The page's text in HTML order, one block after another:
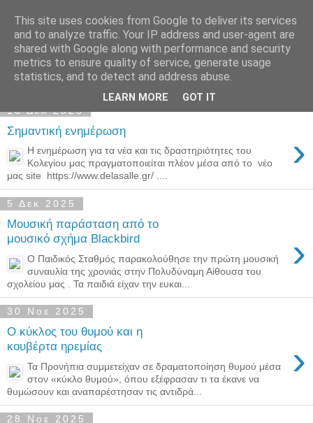
Παιδικός Σταθμός-
Νηπιαγωγείο "ΔΕΛΑΣΑΛ"
10 Δεκ 2025
Σημαντική ενημέρωση ›
Η ενημέρωση για τα νέα και τις δραστηριότητες του
Κολεγίου μας πραγματοποιείται πλέον μέσα από το νέο
μας site https://www.delasalle.gr/ ....
5 Δεκ 2025
Μουσική παράσταση από το
μουσικό σχήμα Blackbird
›
Ο Παιδικός Σταθμός παρακολούθησε την πρώτη μουσική
συναυλία της χρονιάς στην Πολυδύναμη Αίθουσα του
σχολείου μας . Τα παιδιά είχαν την ευκαι...
30 Νοε 2025
Ο κύκλος του θυμού και η
κουβέρτα ηρεμίας
›
Τα Προνήπια συμμετείχαν σε δραματοποίηση θυμού μέσα
στον «κύκλο θυμού», όπου εξέφρασαν τι τα έκανε να
θυμώσουν και αναπαρέστησαν τις αντιδρά...
28 Νοε 2025
This site uses cookies from Google to deliver its services
and to analyze traffic. Your IP address and user-agent are
shared with Google along with performance and security
metrics to ensure quality of service, generate usage
statistics, and to detect and address abuse.
LEARN MORE GOT IT